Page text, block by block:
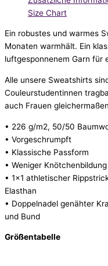
Size Chart
Ein robustes und warmes
Monaten warmhält. Ein
luftgesponnenem Garn für
Alle unsere Sweatshirts
Couleurstudentinnen
auch Frauen
• 226 g/m2, 50/50
• Vorgeschrumpft
• Klassische Passform
• Weniger
• 1×1 athletischer
Elasthan
• Doppelnadel genähter
und Bund
Größentabelle